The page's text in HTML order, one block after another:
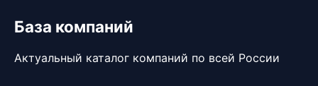
База компаний
Актуальный каталог компаний по всей России